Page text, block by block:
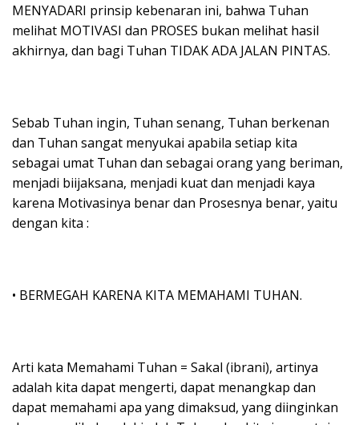
MENYADARI prinsip kebenaran ini, bahwa Tuhan
melihat MOTIVASI dan PROSES bukan melihat hasil
akhirnya, dan bagi Tuhan TIDAK ADA JALAN PINTAS.
Sebab Tuhan ingin, Tuhan senang, Tuhan berkenan
dan Tuhan sangat menyukai apabila setiap kita
sebagai umat Tuhan dan sebagai orang yang beriman,
menjadi biijaksana, menjadi kuat dan menjadi kaya
karena Motivasinya benar dan Prosesnya benar, yaitu
dengan kita :
• BERMEGAH KARENA KITA MEMAHAMI TUHAN.
Arti kata Memahami Tuhan = Sakal (ibrani), artinya
adalah kita dapat mengerti, dapat menangkap dan
dapat memahami apa yang dimaksud, yang diinginkan